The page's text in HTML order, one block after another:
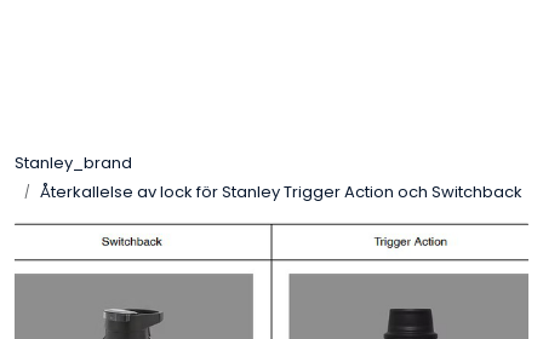
Stanley_brand
Återkallelse av lock för Stanley Trigger Action och Switchback
Nyheter/info
Mediaportalen